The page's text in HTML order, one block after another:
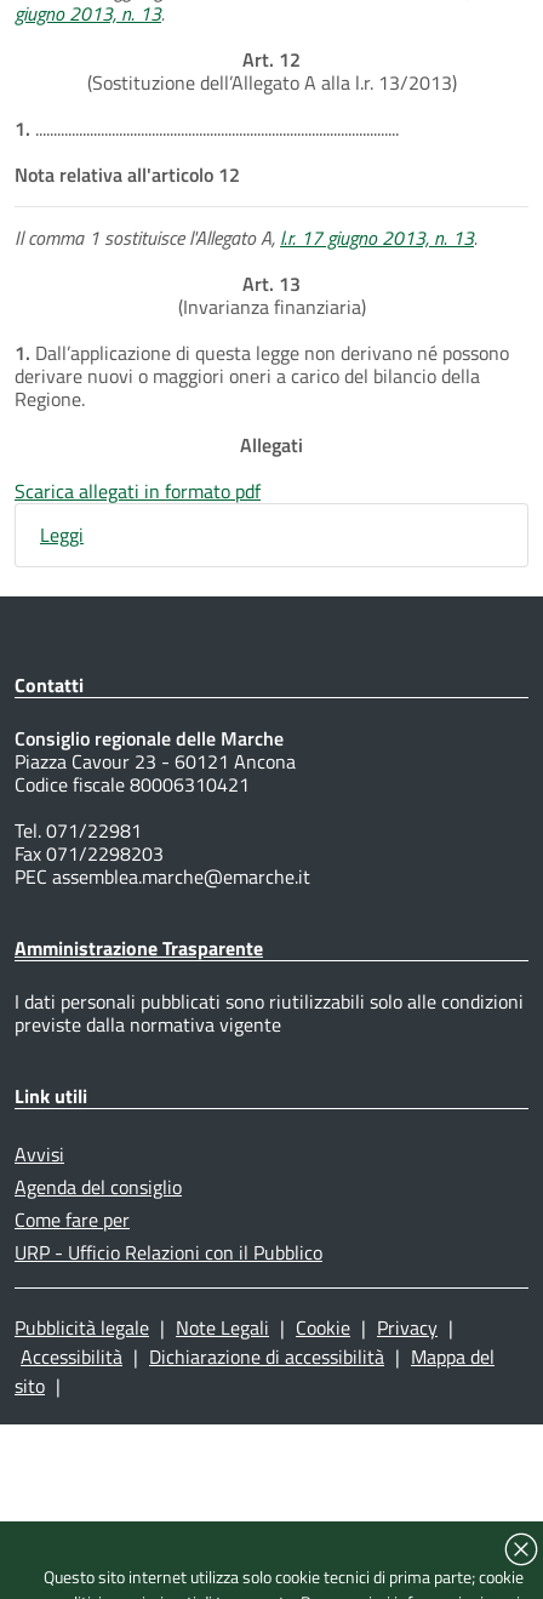
giugno 2013, n. 13.
Art. 12
(Sostituzione dell’Allegato A alla l.r. 13/2013)
1. ....................................................................................................
Nota relativa all'articolo 12
Il comma 1 sostituisce l'Allegato A, l.r. 17 giugno 2013, n. 13.
Art. 13
(Invarianza finanziaria)
1. Dall’applicazione di questa legge non derivano né possono
derivare nuovi o maggiori oneri a carico del bilancio della
Regione.
Allegati
Scarica allegati in formato pdf
Leggi
Contatti
Consiglio regionale delle Marche
Piazza Cavour 23 - 60121 Ancona
Codice fiscale 80006310421
Tel. 071/22981
Fax 071/2298203
PEC assemblea.marche@emarche.it
Amministrazione Trasparente
I dati personali pubblicati sono riutilizzabili solo alle condizioni
previste dalla normativa vigente
Link utili
Avvisi
Agenda del consiglio
Come fare per
URP - Ufficio Relazioni con il Pubblico
Pubblicità legale | Note Legali | Cookie | Privacy |
Accessibilità | Dichiarazione di accessibilità | Mappa del
sito |
Questo sito internet utilizza solo cookie tecnici di prima parte; cookie